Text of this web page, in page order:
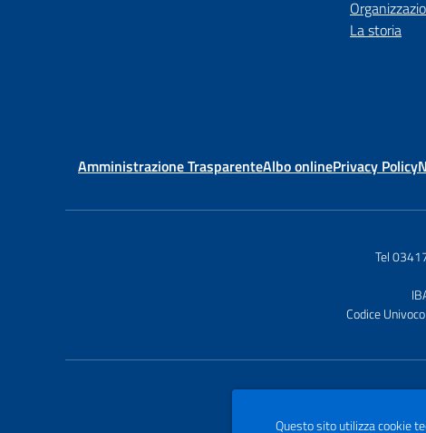
La storia
Amministrazione TrasparenteAlbo onlinePrivacy Policy
Tel
Codice
Questo sito utilizza cookie